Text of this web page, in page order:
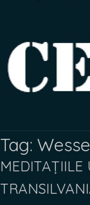
Tag:
MEDITAȚIILE